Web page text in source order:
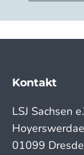
Kontakt
LSJ Sachsen
01099